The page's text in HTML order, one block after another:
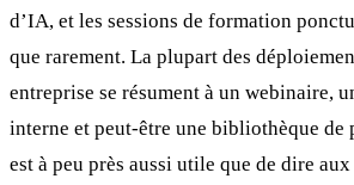
d’IA, et les sessions de formation
que rarement. La plupart des
entreprise se résument à un webinaire,
interne et peut-être une bibliothèque
est à peu près aussi utile que de dire